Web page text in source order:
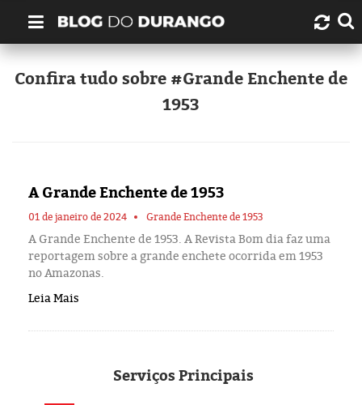
Quem é Durango Duarte?
Links úteis
Artigos
Amazonas
Eleições 2024
Confira tudo sobre #Grande Enchente de
1953
A Grande Enchente de 1953
01 de janeiro de 2024 Grande Enchente de 1953
A Grande Enchente de 1953. A Revista Bom dia faz uma
reportagem sobre a grande enchete ocorrida em 1953
no Amazonas.
Leia Mais
ServiçosPrincipais